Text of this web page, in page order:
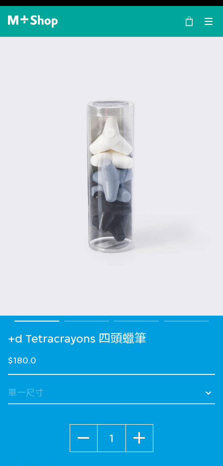
×
M+ Shop
+d Tetracrayons 四頭蠟筆
$180.0